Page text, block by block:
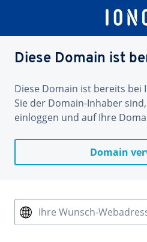
Diese Domain ist
Diese Domain ist bereits bei
Sie der Domain-Inhaber
einloggen und auf Ihre
Domain
Ihre Wunsch-